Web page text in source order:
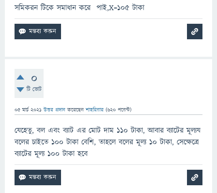
সমিকরন টিকে সমাধান করে পাই,X=105 টাকা
0
টি ভোট
05 মার্চ 2021 উত্তর প্রদান করেছেনশাহরিয়ার (620 পয়েন্ট)
যেহেতু, বল এবং ব্যাট এর মোট দাম ১১০ টাকা, আবার ব্যাটের মূল্যয
বলের চাইতে ১০০ টাকা বেশি, তাহলে বলের মূল্য ১০ টাকা, সেক্ষেত্রে
ব্যাটের মূল্য ১০০ টাকা হবে